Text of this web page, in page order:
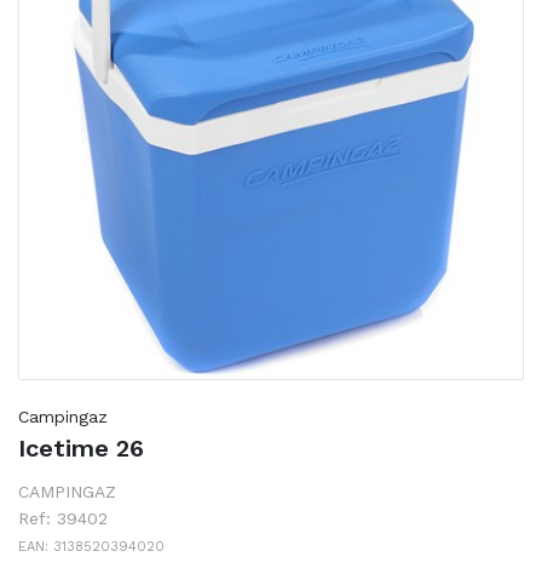
Campingaz
Icetime 26
CAMPINGAZ
Ref: 39402
EAN: 3138520394020